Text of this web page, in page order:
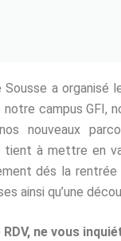
Sousse a
campus GFI,
nouveaux
tient à mettre en
dés la rentrée
ainsi qu’une
ne vous